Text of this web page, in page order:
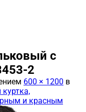
с
2
600 × 1200 в
и красным